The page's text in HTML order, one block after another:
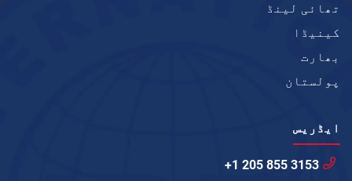
تھائی لینڈ
کینیڈا
بھارت
پولستان
ایڈریس
+1 205 855 3153